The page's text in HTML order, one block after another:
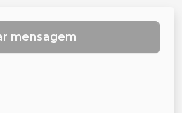
mensagem